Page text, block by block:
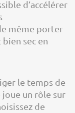
d’accélérer
même porter
sec en
le temps de
joue un rôle sur
de